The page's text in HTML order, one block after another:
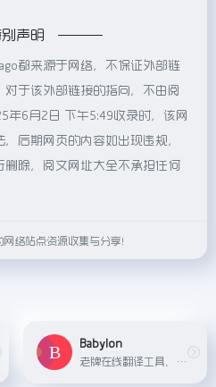
声明
都来源于网络，不保证外部链
于该外部链接的指向，不由阅
年6月2日 下午5:49收录时，该网
后期网页的内容如出现违规，
删除，阅文网址大全不承担任何
络站点资源收集与分享！
Babylon
老牌在线翻译工具，提供多语种互译和丰富的语言工具集合。